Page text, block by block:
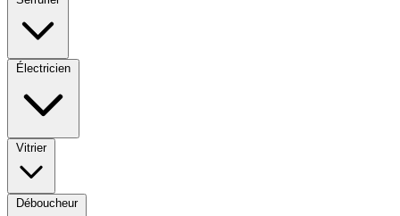
Électricien
Vitrier
Déboucheur